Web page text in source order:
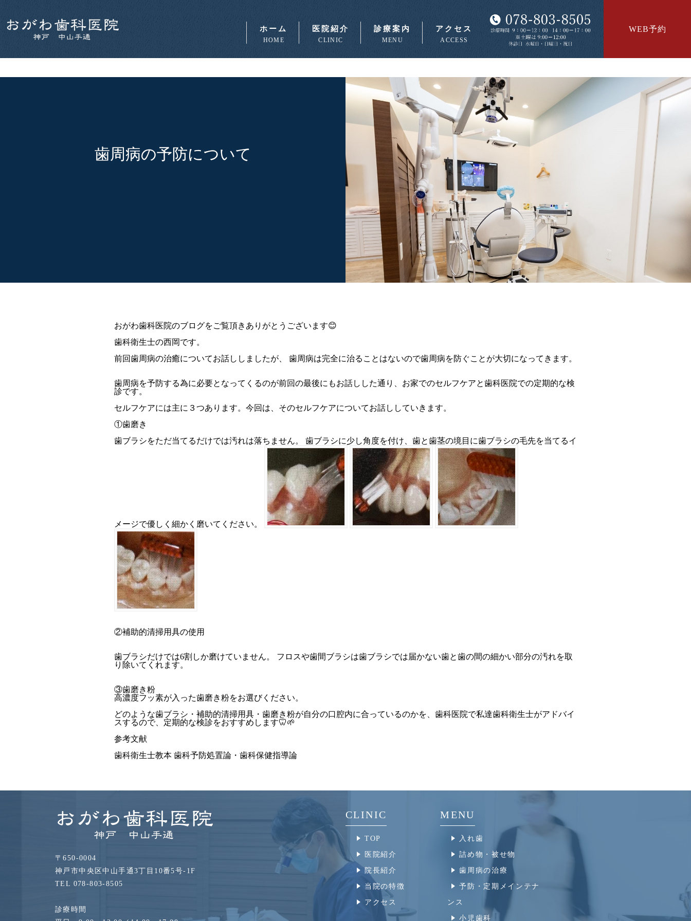
ホーム
HOME
医院紹介
CLINIC
診療案内
MENU
アクセス
ACCESS
WEB予約
歯周病の予防について
おがわ歯科医院のブログをご覧頂きありがとうございます😊
歯科衛生士の西岡です。
前回歯周病の治癒についてお話ししましたが、 歯周病は完全に治ることはないので歯周病を防ぐことが大切になってきます。
歯周病を予防する為に必要となってくるのが前回の最後にもお話しした通り、お家でのセルフケアと歯科医院での定期的な検
診です。
セルフケアには主に３つあります。今回は、そのセルフケアについてお話ししていきます。
①歯磨き
歯ブラシをただ当てるだけでは汚れは落ちません。 歯ブラシに少し角度を付け、歯と歯茎の境目に歯ブラシの毛先を当てるイ
メージで優しく細かく磨いてください。
②補助的清掃用具の使用
歯ブラシだけでは6割しか磨けていません。 フロスや歯間ブラシは歯ブラシでは届かない歯と歯の間の細かい部分の汚れを取
り除いてくれます。
③歯磨き粉
高濃度フッ素が入った歯磨き粉をお選びください。
どのような歯ブラシ・補助的清掃用具・歯磨き粉が自分の口腔内に合っているのかを、歯科医院で私達歯科衛生士がアドバイ
スするので、定期的な検診をおすすめします🦷🌱
参考文献
歯科衛生士教本 歯科予防処置論・歯科保健指導論
〒650-0004
神戸市中央区中山手通3丁目10番5号-1F
TEL 078-803-8505
診療時間
CLINIC
TOP
医院紹介
院長紹介
当院の特徴
アクセス
MENU
入れ歯
詰め物・被せ物
歯周病の治療
予防・定期メインテナ
ンス
小児歯科